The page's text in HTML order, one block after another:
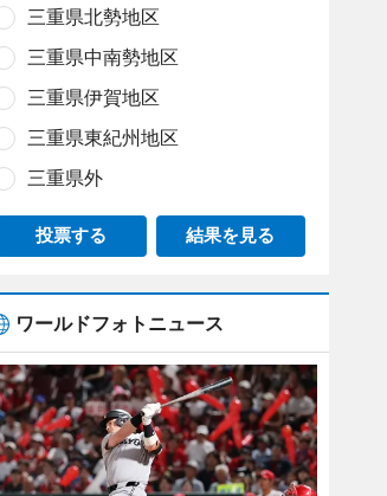
三重県北勢地区
三重県中南勢地区
三重県伊賀地区
三重県東紀州地区
三重県外
投票する 結果を見る
ワールドフォトニュース